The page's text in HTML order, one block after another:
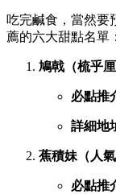
吃完鹹食，當然要
薦的六大甜點名單：
鳩戟（梳乎
必點推
詳細地
蕉積妹（人
必點推